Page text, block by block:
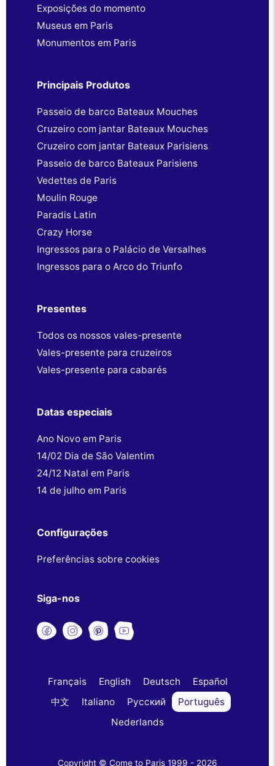
Exposições do momento
Museus em Paris
Monumentos em Paris
Principais Produtos
Passeio de barco Bateaux Mouches
Cruzeiro com jantar Bateaux Mouches
Cruzeiro com jantar Bateaux Parisiens
Passeio de barco Bateaux Parisiens
Vedettes de Paris
Moulin Rouge
Paradis Latin
Crazy Horse
Ingressos para o Palácio de Versalhes
Ingressos para o Arco do Triunfo
Presentes
Todos os nossos vales-presente
Vales-presente para cruzeiros
Vales-presente para cabarés
Datas especiais
Ano Novo em Paris
14/02 Dia de São Valentim
24/12 Natal em Paris
14 de julho em Paris
Configurações
Preferências sobre cookies
Siga-nos
Français English Deutsch
Español
中文
Italiano Русский
Português
Nederlands
Copyright © Come to Paris 1999 - 2026